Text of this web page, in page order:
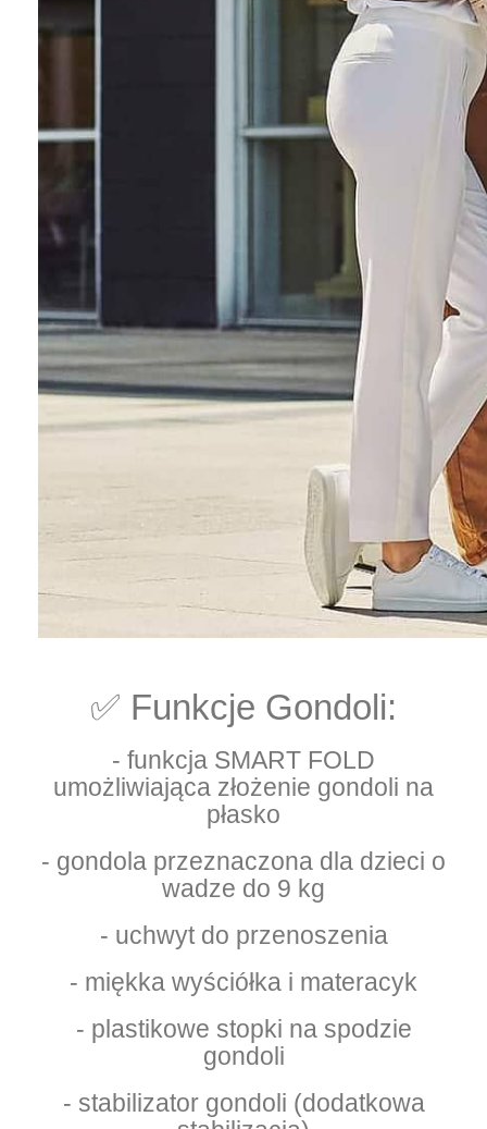
✅ Funkcje Gondoli:
- funkcja SMART FOLD
umożliwiająca złożenie gondoli na
płasko
- gondola przeznaczona dla dzieci o
wadze do 9 kg
- uchwyt do przenoszenia
- miękka wyściółka i materacyk
- plastikowe stopki na spodzie
gondoli
- stabilizator gondoli (dodatkowa